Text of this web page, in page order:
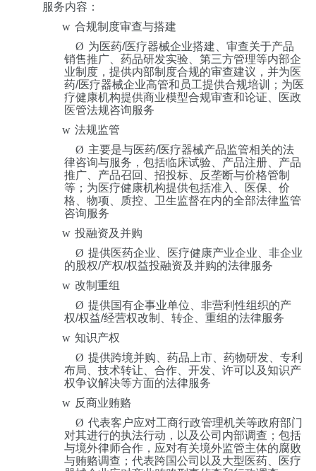
服务内容：
w 合规制度审查与搭建
Ø 为医药/医疗器械企业搭建、审查关于产品
销售推广、药品研发实验、第三方管理等内部企
业制度，提供内部制度合规的审查建议，并为医
药/医疗器械企业高管和员工提供合规培训；为医
疗健康机构提供商业模型合规审查和论证、医政
医管法规咨询服务
w 法规监管
Ø 主要是与医药/医疗器械产品监管相关的法
律咨询与服务，包括临床试验、产品注册、产品
推广、产品召回、招投标、反垄断与价格管制
等；为医疗健康机构提供包括准入、医保、价
格、物项、质控、卫生监督在内的全部法律监管
咨询服务
w 投融资及并购
Ø 提供医药企业、医疗健康产业企业、非企业
的股权/产权/权益投融资及并购的法律服务
w 改制重组
Ø 提供国有企事业单位、非营利性组织的产
权/权益/经营权改制、转企、重组的法律服务
w 知识产权
Ø 提供跨境并购、药品上市、药物研发、专利
布局、技术转让、合作、开发、许可以及知识产
权争议解决等方面的法律服务
w 反商业贿赂
Ø 代表客户应对工商行政管理机关等政府部门
对其进行的执法行动，以及公司内部调查；包括
与境外律师合作，应对有关境外监管主体的腐败
与贿赂调查；代表跨国公司以及大型医药、医疗